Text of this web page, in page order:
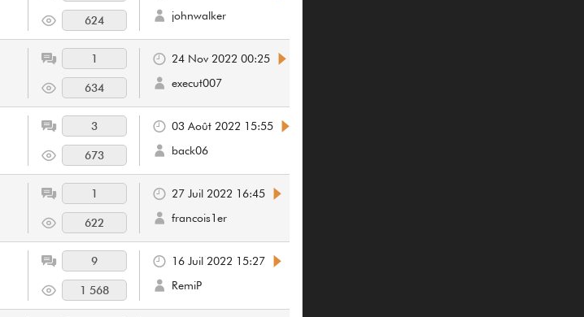
624
johnwalker
1
634
24 Nov 2022 00:25
execut007
3
673
03 Août 2022 15:55
back06
1
622
27 Juil 2022 16:45
francois1er
9
1 568
16 Juil 2022 15:27
RemiP